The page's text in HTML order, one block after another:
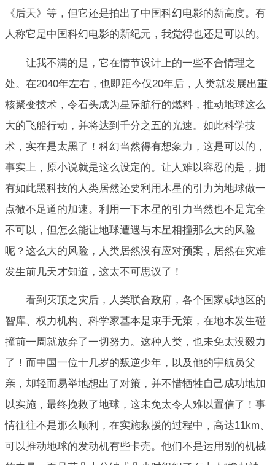
《后天》等，但它还是拍出了中国科幻电影的新高度。有
人称它是中国科幻电影的新纪元，我觉得也还是可以的。
让我不满的是，它在情节设计上的一些不合情理之
处。在2040年左右，也即距今仅20年后，人类就发展出重
核聚变技术，令石头成为星际航行的燃料，推动地球这么
大的飞船行动，并将达到千分之五的光速。如此科学技
术，实在是太黑了！科幻当然得有想象力，这是可以的，
事实上，原小说就是这么设定的。让人难以容忍的是，拥
有如此黑科技的人类居然还要利用木星的引力为地球做一
点微不足道的加速。利用一下木星的引力当然也不是完全
不可以，但怎么能让地球遭遇与木星相撞那么大的风险
呢？这么大的风险，人类居然没有应对预案，居然在灾难
发生前几天才知道，这太不可思议了！
看到灭顶之灾后，人类联合政府，各个国家或地区的
智库、权力机构、科学家基本是束手无策，在地木发生碰
撞前一周就放弃了一切努力。这种人类，也未免太没毅力
了！而中国一位十几岁的叛逆少年，以及他的宇航员父
亲，却轻而易举地想出了对策，并不惜牺牲自己成功地加
以实施，最终挽救了地球，这未免太令人难以置信了！事
情往往不是那么顺利，在实施救援的过程中，高达11km、
可以推动地球的发动机有些卡壳。他们不是运用别的机械